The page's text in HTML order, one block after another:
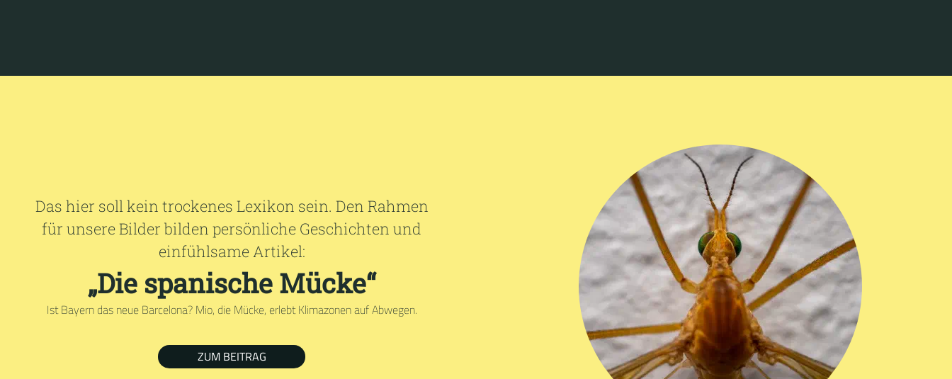
Das hier soll kein trockenes Lexikon sein. Den Rahmen
für unsere Bilder bilden persönliche Geschichten und
einfühlsame Artikel:
„Die spanische Mücke“
Ist Bayern das neue Barcelona? Mio, die Mücke, erlebt Klimazonen auf Abwegen.
ZUM BEITRAG